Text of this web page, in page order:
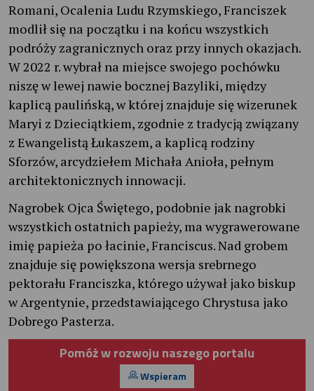
Romani, Ocalenia Ludu Rzymskiego, Franciszek
modlił się na początku i na końcu wszystkich
podróży zagranicznych oraz przy innych okazjach.
W 2022 r. wybrał na miejsce swojego pochówku
niszę w lewej nawie bocznej Bazyliki, między
kaplicą paulińską, w której znajduje się wizerunek
Maryi z Dzieciątkiem, zgodnie z tradycją związany
z Ewangelistą Łukaszem, a kaplicą rodziny
Sforzów, arcydziełem Michała Anioła, pełnym
architektonicznych innowacji.
Nagrobek Ojca Świętego, podobnie jak nagrobki
wszystkich ostatnich papieży, ma wygrawerowane
imię papieża po łacinie, Franciscus. Nad grobem
znajduje się powiększona wersja srebrnego
pektorału Franciszka, którego używał jako biskup
w Argentynie, przedstawiającego Chrystusa jako
Dobrego Pasterza.
Pomóż w rozwoju naszego portalu
Wspieram